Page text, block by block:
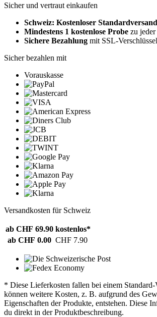
Sicher und vertraut einkaufen
Schweiz: Kostenloser Standardversand
Mindestens 1 kostenlose Probe zu
Sichere Bezahlung mit SSL-
Sicher bezahlen mit
Vorauskasse
Versandkosten für Schweiz
ab CHF 69.90 kostenlos*
ab CHF 0.00 CHF 7.90
* Diese Lieferkosten fallen bei einem Standard-
können weitere Kosten, z. B. aufgrund des
Eigenschaften der Produkte, entstehen. Diese
du direkt in der Produktbeschreibung.